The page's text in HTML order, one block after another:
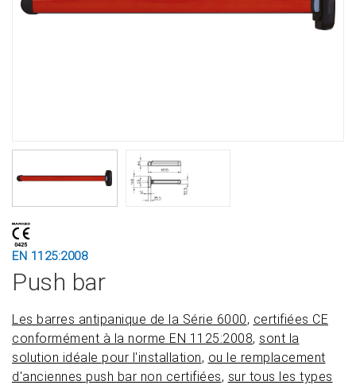
EN 1125:2008
Push bar
Les barres antipanique de la Série 6000, certifiées CE
conformément à la norme EN 1125:2008, sont la
solution idéale pour l'installation, ou le remplacement
d'anciennes push bar non certifiées, sur tous les types